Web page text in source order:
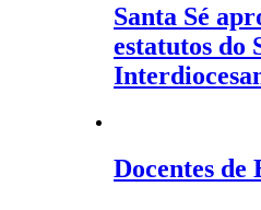
Santa Sé
estatutos do
Docentes de